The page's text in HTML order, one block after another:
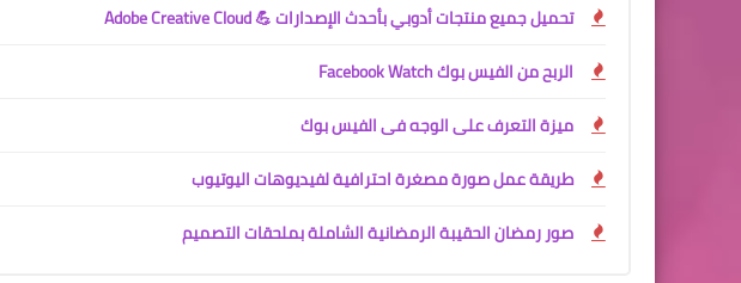
تحميل جميع منتجات أدوبي بأحدث الإصدارات 💪 Adobe Creative Cloud
الربح من الفيس بوك Facebook Watch
ميزة التعرف على الوجه فى الفيس بوك
طريقة عمل صورة مصغرة احترافية لفيديوهات اليوتيوب
صور رمضان الحقيبة الرمضانية الشاملة بملحقات التصميم